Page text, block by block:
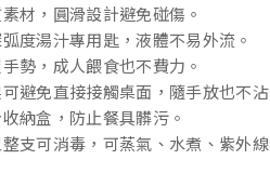
材，圓滑設計避免碰傷。
度湯汁專用匙，液體不易外流。
勢，成人餵食也不費力。
避免直接接觸桌面，隨手放也不沾
納盒，防止餐具髒污。
支可消毒，可蒸氣、水煮、紫外